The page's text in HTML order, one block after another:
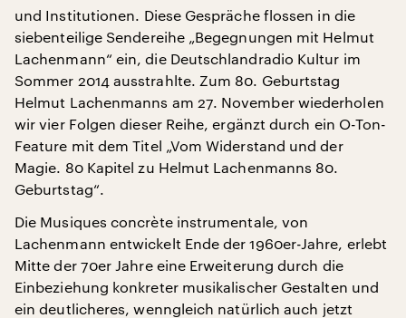
und Institutionen. Diese Gespräche flossen in die
siebenteilige Sendereihe „Begegnungen mit Helmut
Lachenmann“ ein, die Deutschlandradio Kultur im
Sommer 2014 ausstrahlte. Zum 80. Geburtstag
Helmut Lachenmanns am 27. November wiederholen
wir vier Folgen dieser Reihe, ergänzt durch ein O-Ton-
Feature mit dem Titel „Vom Widerstand und der
Magie. 80 Kapitel zu Helmut Lachenmanns 80.
Geburtstag“.
Die Musiques concrète instrumentale, von
Lachenmann entwickelt Ende der 1960er-Jahre, erlebt
Mitte der 70er Jahre eine Erweiterung durch die
Einbeziehung konkreter musikalischer Gestalten und
ein deutlicheres, wenngleich natürlich auch jetzt